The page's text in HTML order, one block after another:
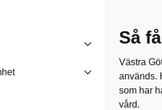
Så
Västra
används.
som har
vård.